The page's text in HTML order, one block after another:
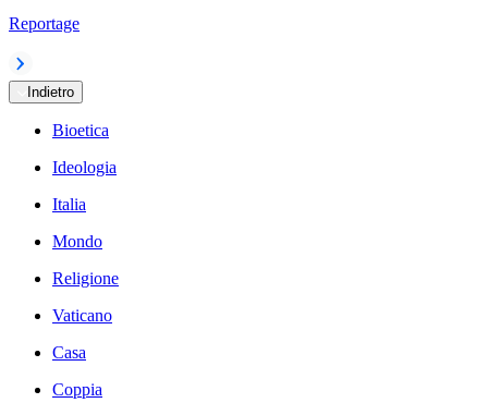
Reportage
Indietro
Bioetica
Ideologia
Italia
Mondo
Religione
Vaticano
Casa
Coppia